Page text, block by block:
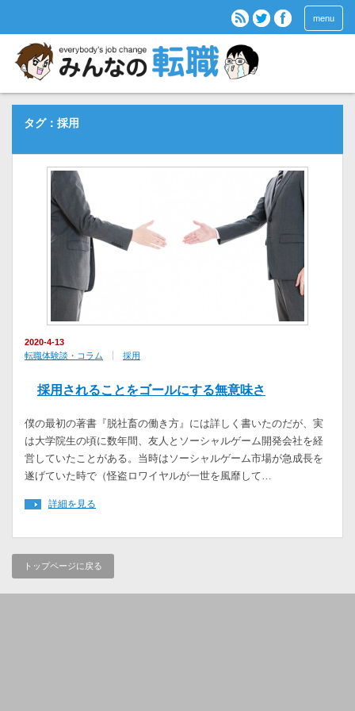
menu
タグ：採用
2020-4-13
転職体験談・コラム
採用
採用されることをゴールにする無意味さ
僕の最初の著書『脱社畜の働き方』には詳しく書いたのだが、実
は大学院生の頃に数年間、友人とソーシャルゲーム開発会社を経
営していたことがある。当時はソーシャルゲーム市場が急成長を
遂げていた時で（怪盗ロワイヤルが一世を風靡して…
詳細を見る
トップページに戻る